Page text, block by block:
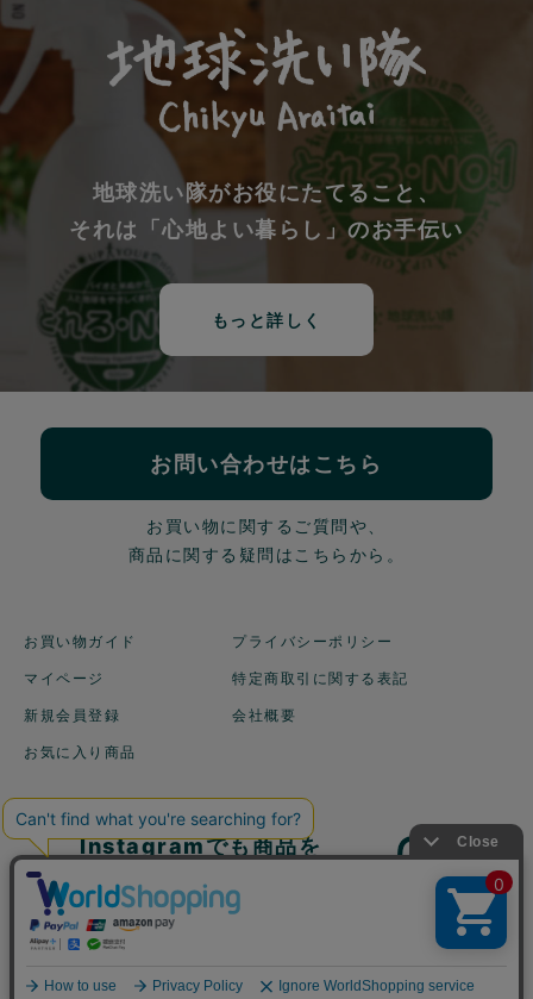
地球洗い隊がお役にたてること、
それは「心地よい暮らし」のお手伝い
もっと詳しく
お問い合わせはこちら
お買い物に関するご質問や、
商品に関する疑問はこちらから。
お買い物ガイド
マイページ
新規会員登録
お気に入り商品
プライバシーポリシー
特定商取引に関する表記
会社概要
Instagramでも商品を
ご紹介しています！
©2003 地球洗い隊 All Rights reserved.